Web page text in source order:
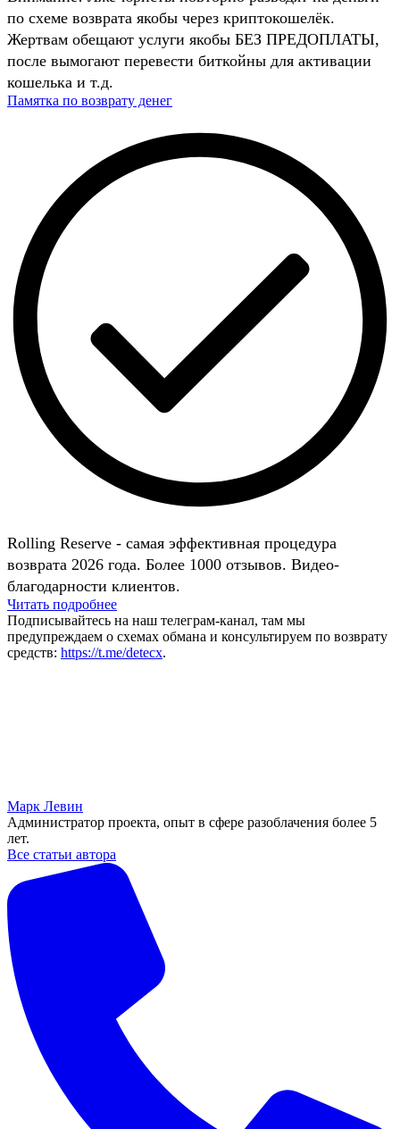
по схеме возврата якобы через криптокошелёк.
Жертвам обещают услуги якобы БЕЗ ПРЕДОПЛАТЫ,
после вымогают перевести биткойны для активации
кошелька и т.д.
Памятка по возврату денег
Rolling Reserve - самая эффективная процедура
возврата 2026 года. Более 1000 отзывов. Видео-
благодарности клиентов.
Читать подробнее
Подписывайтесь на наш телеграм-канал, там мы
предупреждаем о схемах обмана и консультируем по возврату
средств: https://t.me/detecx.
Марк Левин
Администратор проекта, опыт в сфере разоблачения более 5
лет.
Все статьи автора